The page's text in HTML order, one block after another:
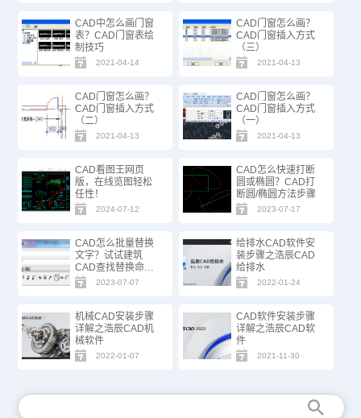
CAD中怎么画门窗
表？CAD门窗表绘
制技巧
2021-04-14
CAD门窗怎么画？
CAD门窗插入方式
（三）
2021-04-13
CAD门窗怎么画？
CAD门窗插入方式
（二）
2021-04-13
CAD门窗怎么画？
CAD门窗插入方式
（一）
2021-04-13
CAD看图王网页
版，在线览图轻松
任性！
2024-07-12
CAD怎么快速打断
圆或椭圆？CAD打
断圆/椭圆方法步骤
2023-07-17
CAD怎么批量替换
文字？试试建筑
CAD查找替换命
令！
2023-07-07
给排水CAD软件安
装步骤之浩辰CAD
给排水
2022-01-24
机械CAD安装步骤
详解之浩辰CAD机
械软件
2022-01-07
CAD软件安装步骤
详解之浩辰CAD软
件
2021-11-30